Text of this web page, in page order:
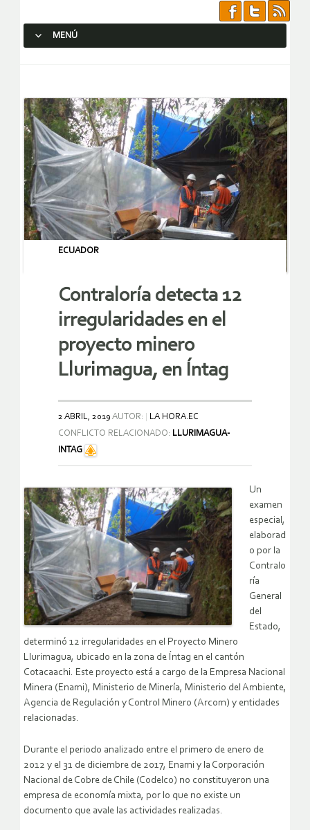
MENÚ
ECUADOR
Contraloría detecta 12
irregularidades en el
proyecto minero
Llurimagua, en Íntag
2 ABRIL, 2019 AUTOR:
LA HORA.EC
CONFLICTO RELACIONADO: LLURIMAGUA-
INTAG
Un
examen
especial,
elaborad
o por la
Contralo
ría
General
del
Estado,
determinó 12 irregularidades en el Proyecto Minero
Llurimagua, ubicado en la zona de Íntag en el cantón
Cotacaachi. Este proyecto está a cargo de la Empresa Nacional
Minera (Enami), Ministerio de Minería, Ministerio del Ambiente,
Agencia de Regulación y Control Minero (Arcom) y entidades
relacionadas.
Durante el periodo analizado entre el primero de enero de
2012 y el 31 de diciembre de 2017, Enami y la Corporación
Nacional de Cobre de Chile (Codelco) no constituyeron una
empresa de economía mixta, por lo que no existe un
documento que avale las actividades realizadas.